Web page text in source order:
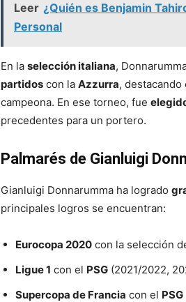
Leer ¿Quién es Benjamin
Personal
En la selección italiana,
partidos con la Azzurra,
campeona. En ese torneo, fue
precedentes para un portero.
Palmarés de Gianluigi
Gianluigi Donnarumma ha logrado
principales logros se encuentran:
Eurocopa 2020 con la selección
Ligue 1 con el PSG (2021/2022,
Supercopa de Francia con el PSG